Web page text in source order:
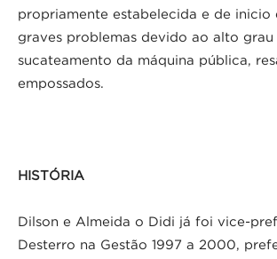
propriamente estabelecida e de inicio
graves problemas devido ao alto grau
sucateamento da máquina pública,
empossados.
HISTÓRIA
Dilson e Almeida o Didi já foi vice-
Desterro na Gestão 1997 a 2000,